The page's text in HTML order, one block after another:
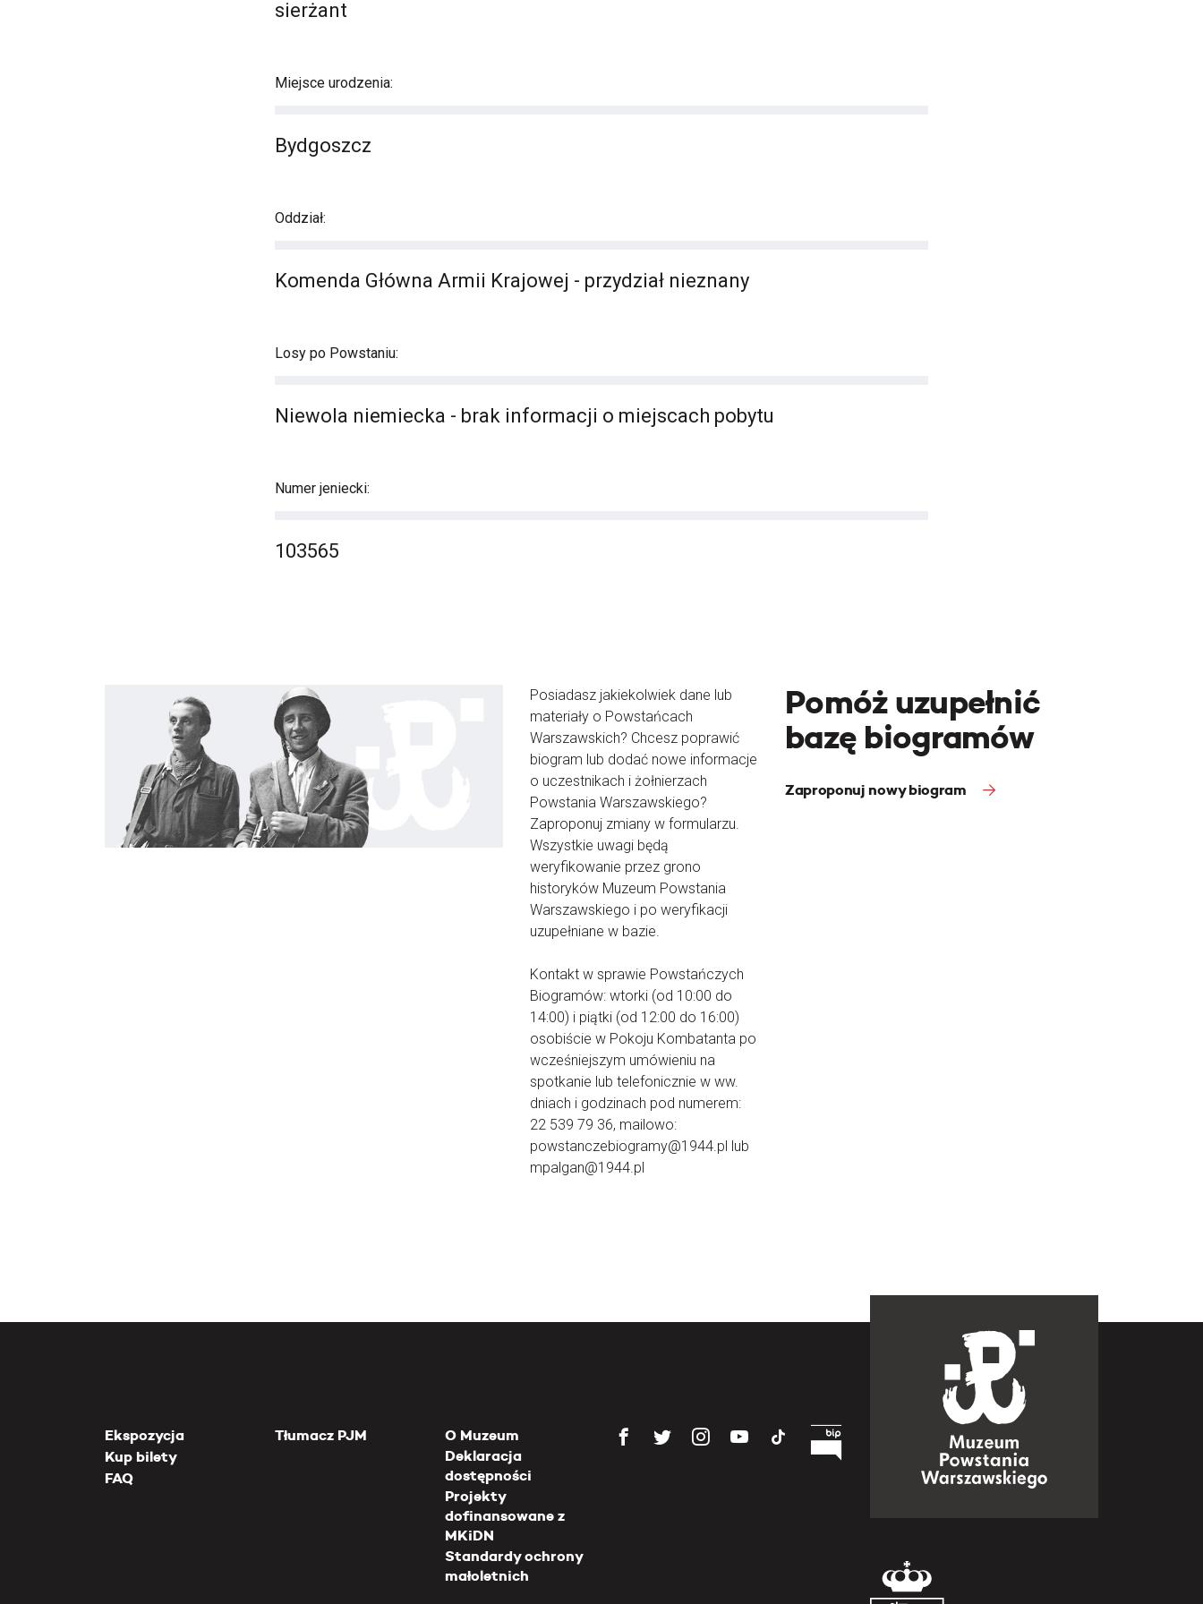
sierżant
Miejsce urodzenia:
Bydgoszcz
Oddział:
Komenda Główna Armii Krajowej - przydział nieznany
Losy po Powstaniu:
Niewola niemiecka - brak informacji o miejscach pobytu
Numer jeniecki:
103565
Posiadasz jakiekolwiek dane lub
materiały o Powstańcach
Warszawskich? Chcesz poprawić
biogram lub dodać nowe informacje
o uczestnikach i żołnierzach
Powstania Warszawskiego?
Zaproponuj zmiany w formularzu.
Wszystkie uwagi będą
weryfikowanie przez grono
historyków Muzeum Powstania
Warszawskiego i po weryfikacji
uzupełniane w bazie.
Kontakt w sprawie Powstańczych
Biogramów: wtorki (od 10:00 do
14:00) i piątki (od 12:00 do 16:00)
osobiście w Pokoju Kombatanta po
wcześniejszym umówieniu na
spotkanie lub telefonicznie w ww.
dniach i godzinach pod numerem:
22 539 79 36, mailowo:
powstanczebiogramy@1944.pl lub
mpalgan@1944.pl
Pomóż uzupełnić
bazę biogramów
Zaproponuj nowy biogram
Ekspozycja
Kup bilety
FAQ
Tłumacz PJM
O Muzeum
Deklaracja
dostępności
Projekty
dofinansowane z
MKiDN
Standardy ochrony
małoletnich